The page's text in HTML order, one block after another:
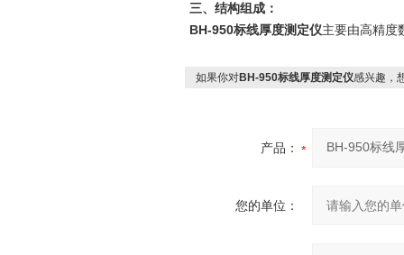
三、结构组成：
BH-950标线厚度测定仪主要由高精度
如果你对BH-950标线厚度测定仪感兴趣，
产品：
您的单位：